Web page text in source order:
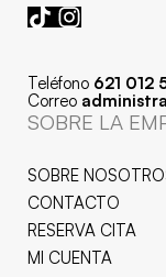
Teléfono 621 012
Correo
SOBRE LA
SOBRE
CONTACTO
RESERVA CITA
MI CUENTA